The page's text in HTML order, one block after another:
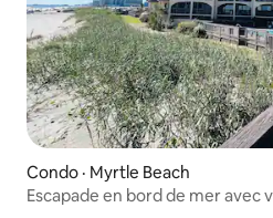
Condo · Myrtle Beach
Escapade en bord de mer avec